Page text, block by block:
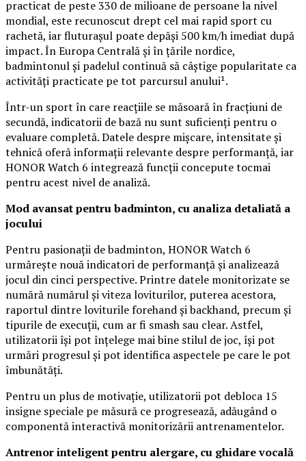
practicat de peste 330 de milioane de persoane la nivel
mondial, este recunoscut drept cel mai rapid sport cu
rachetă, iar fluturașul poate depăși 500 km/h imediat după
impact. În Europa Centrală și în țările nordice,
badmintonul și padelul continuă să câștige popularitate ca
activități practicate pe tot parcursul anului¹.
Într-un sport în care reacțiile se măsoară în fracțiuni de
secundă, indicatorii de bază nu sunt suficienți pentru o
evaluare completă. Datele despre mișcare, intensitate și
tehnică oferă informații relevante despre performanță, iar
HONOR Watch 6 integrează funcții concepute tocmai
pentru acest nivel de analiză.
Mod avansat pentru badminton, cu analiza detaliată a
jocului
Pentru pasionații de badminton, HONOR Watch 6
urmărește nouă indicatori de performanță și analizează
jocul din cinci perspective. Printre datele monitorizate se
numără numărul și viteza loviturilor, puterea acestora,
raportul dintre loviturile forehand și backhand, precum și
tipurile de execuții, cum ar fi smash sau clear. Astfel,
utilizatorii își pot înțelege mai bine stilul de joc, își pot
urmări progresul și pot identifica aspectele pe care le pot
îmbunătăți.
Pentru un plus de motivație, utilizatorii pot debloca 15
insigne speciale pe măsură ce progresează, adăugând o
componentă interactivă monitorizării antrenamentelor.
Antrenor inteligent pentru alergare, cu ghidare vocală